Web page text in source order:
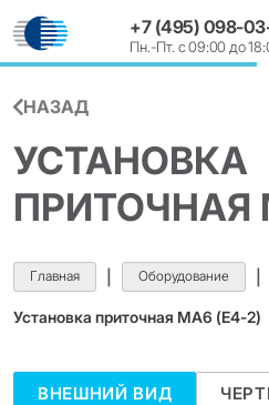
+7 (495) 098-
Пн.-Пт. с 09:00 до
НАЗАД
УСТАНОВКА
ПРИТОЧНАЯ
Главная Оборудование
Установка приточная МА6 (Е4-2)
ВНЕШНИЙ ВИД